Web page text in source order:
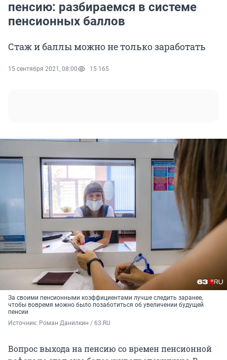
пенсию: разбираемся в системе
пенсионных баллов
Стаж и баллы можно не только заработать
15 сентября 2021, 08:00 15 165
За своими пенсионными коэффициентами лучше следить заранее,
чтобы вовремя можно было позаботиться об увеличении будущей
пенсии
Источник: Роман Данилкин / 63.RU
Вопрос выхода на пенсию со времен пенсионной